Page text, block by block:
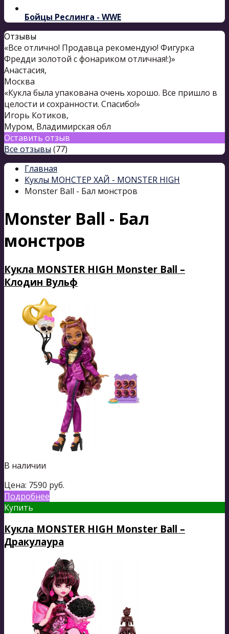
Бойцы Реслинга - WWE
Отзывы
«Все отлично! Продавца рекомендую! Фигурка
Фредди золотой с фонариком отличная!:)»
Анастасия,
Москва
«Кукла была упакована очень хорошо. Все пришло в
целости и сохранности. Спасибо!»
Игорь Котиков,
Муром, Владимирская обл
Оставить отзыв
Все отзывы (77)
Главная
Куклы МОНСТЕР ХАЙ - MONSTER HIGH
Monster Ball - Бал монстров
Monster Ball - Бал
монстров
Кукла MONSTER HIGH Monster Ball –
Клодин Вульф
В наличии
Цена: 7590 руб.
Подробнее
Купить
Кукла MONSTER HIGH Monster Ball –
Дракулаура